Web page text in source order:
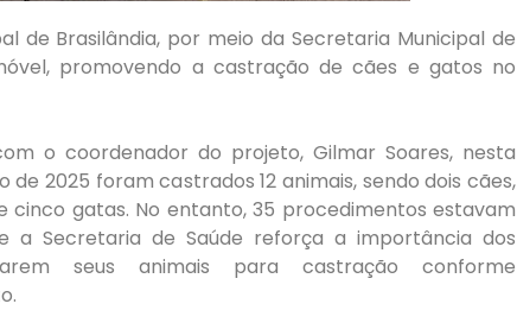
de Brasilândia, por meio da Secretaria Municipal de
promovendo a castração de cães e gatos no
o coordenador do projeto, Gilmar Soares, nesta
de 2025 foram castrados 12 animais, sendo dois cães,
cinco gatas. No entanto, 35 procedimentos estavam
a Secretaria de Saúde reforça a importância dos
seus animais para castração conforme